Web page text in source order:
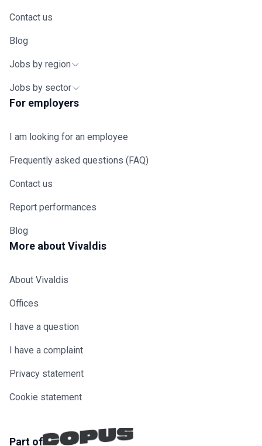
Contact us
Blog
Jobs by region
Jobs by sector
For employers
I am looking for an employee
Frequently asked questions (FAQ)
Contact us
Report performances
Blog
More about Vivaldis
About Vivaldis
Offices
I have a question
I have a complaint
Privacy statement
Cookie statement
Part of